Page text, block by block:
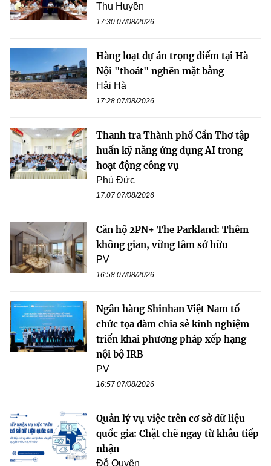
Thu Huyền
17:30 07/08/2026
Hàng loạt dự án trọng điểm tại Hà
Nội "thoát" nghẽn mặt bằng
Hải Hà
17:28 07/08/2026
Thanh tra Thành phố Cần Thơ tập
huấn kỹ năng ứng dụng AI trong
hoạt động công vụ
Phú Đức
17:07 07/08/2026
Căn hộ 2PN+ The Parkland: Thêm
không gian, vững tâm sở hữu
PV
16:58 07/08/2026
Ngân hàng Shinhan Việt Nam tổ
chức tọa đàm chia sẻ kinh nghiệm
triển khai phương pháp xếp hạng
nội bộ IRB
PV
16:57 07/08/2026
Quản lý vụ việc trên cơ sở dữ liệu
quốc gia: Chặt chẽ ngay từ khâu tiếp
nhận
Đỗ Quyên